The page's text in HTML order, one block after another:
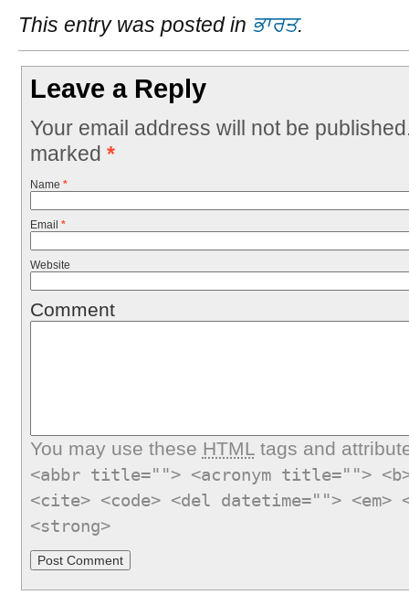
This entry was posted in ਭਾਰਤ.
Leave a Reply
Your email address will not be
marked *
Name *
Email *
Website
Comment
You may use these HTMLtags and
<abbr title=""> <acronym title="">
<cite> <code> <del datetime="">
<strong>